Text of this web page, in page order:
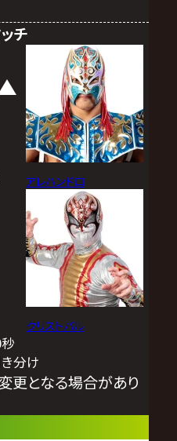
チ
アレハンドロ
クリストバル
分け
更となる場合があり